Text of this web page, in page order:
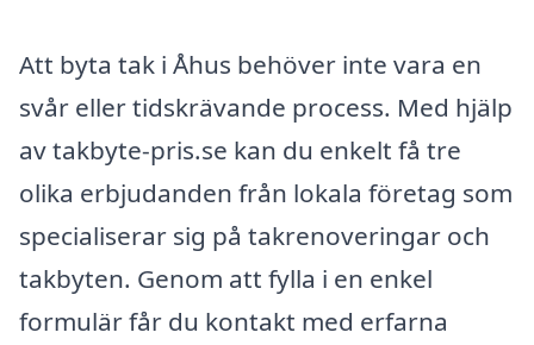
Att byta tak i Åhus behöver inte vara en
svår eller tidskrävande process. Med hjälp
av takbyte-pris.se kan du enkelt få tre
olika erbjudanden från lokala företag som
specialiserar sig på takrenoveringar och
takbyten. Genom att fylla i en enkel
formulär får du kontakt med erfarna